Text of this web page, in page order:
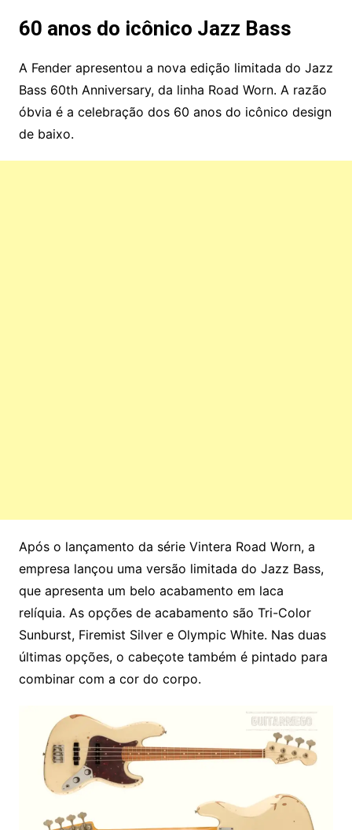
60 anos do icônico Jazz Bass
A Fender apresentou a nova edição limitada do Jazz
Bass 60th Anniversary, da linha Road Worn. A razão
óbvia é a celebração dos 60 anos do icônico design
de baixo.
Após o lançamento da série Vintera Road Worn, a
empresa lançou uma versão limitada do Jazz Bass,
que apresenta um belo acabamento em laca
relíquia. As opções de acabamento são Tri-Color
Sunburst, Firemist Silver e Olympic White. Nas duas
últimas opções, o cabeçote também é pintado para
combinar com a cor do corpo.